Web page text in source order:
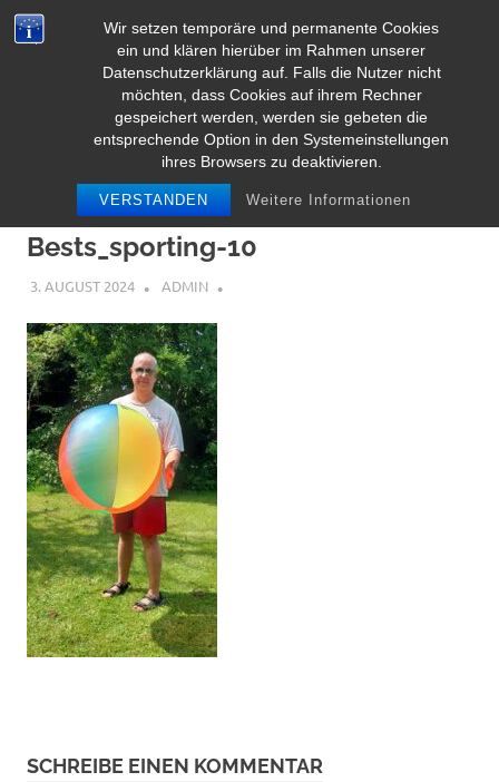
Wir setzen temporäre und permanente Cookies
ein und klären hierüber im Rahmen unserer
Datenschutzerklärung auf. Falls die Nutzer nicht
möchten, dass Cookies auf ihrem Rechner
gespeichert werden, werden sie gebeten die
entsprechende Option in den Systemeinstellungen
ihres Browsers zu deaktivieren.
VERSTANDEN Weitere Informationen
Zum
InhaltHerz Pooltoy
Bests_sporting-10
3. AUGUST 2024 ADMIN
SCHREIBE EINEN KOMMENTAR